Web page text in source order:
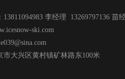
13811094983 李经理 13269797136 苗
ski.com
市大兴区黄村镇矿林路东100米